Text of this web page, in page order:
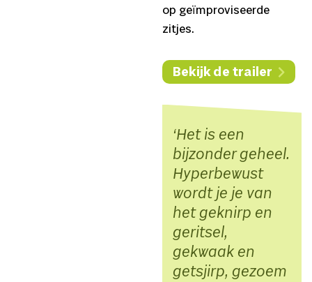
op geïmproviseerde
zitjes.
Bekijk de trailer
Het is een
bijzonder geheel.
Hyperbewust
wordt je je van
het geknirp en
geritsel,
gekwaak en
getsjirp, gezoem